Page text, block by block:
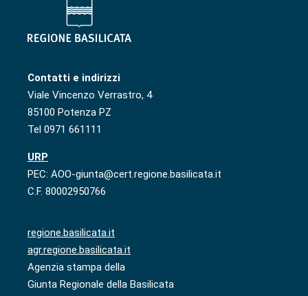
Contatti e indirizzi
Viale Vincenzo Verrastro, 4
85100 Potenza PZ
Tel 0971 661111
URP
PEC: AOO-giunta@cert.regione.basilicata.it
C.F. 80002950766
regione.basilicata.it
agr.regione.basilicata.it
Agenzia stampa della
Giunta Regionale della Basilicata